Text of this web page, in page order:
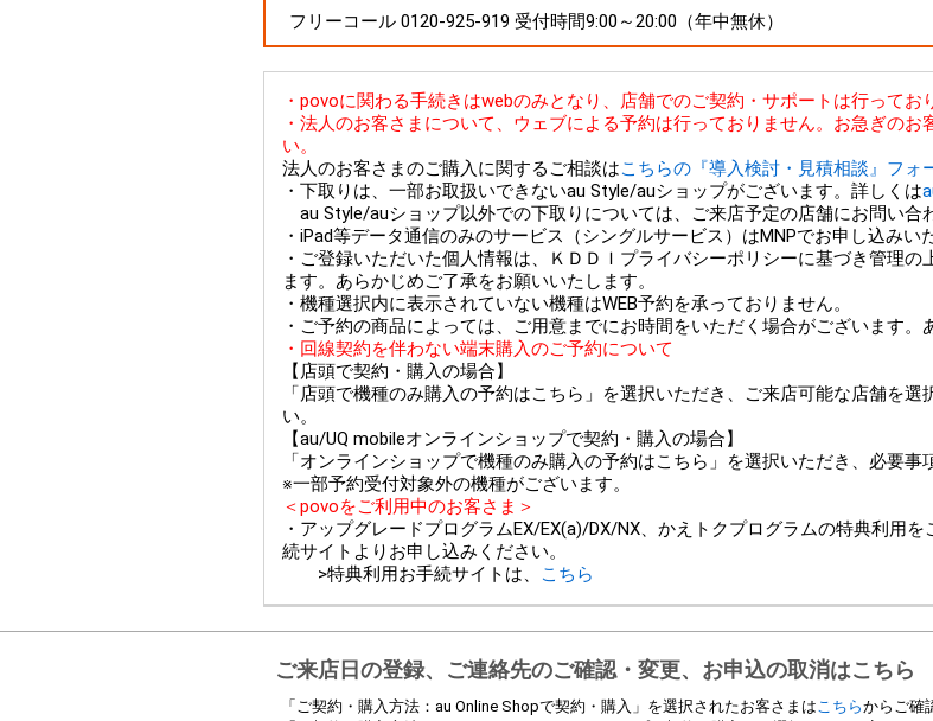
フリーコール 0120-925-919 受付時間9:00～20:00（年中無休）
・povoに関わる手続きはwebのみとなり、店舗でのご契約・サポートは行ってお
・法人のお客さまについて、ウェブによる予約は行っておりません。お急ぎの
い。
法人のお客さまのご購入に関するご相談はこちらの『導入検討・見積相談』フォ
・下取りは、一部お取扱いできないau Style/auショップがございます。詳しくは
au Style/auショップ以外での下取りについては、ご来店予定の店舗にお問い合
・iPad等データ通信のみのサービス（シングルサービス）はMNPでお申し込みい
・ご登録いただいた個人情報は、ＫＤＤＩプライバシーポリシーに基づき管理
ます。あらかじめご了承をお願いいたします。
・機種選択内に表示されていない機種はWEB予約を承っておりません。
・ご予約の商品によっては、ご用意までにお時間をいただく場合がございます。
・回線契約を伴わない端末購入のご予約について
【店頭で契約・購入の場合】
「店頭で機種のみ購入の予約はこちら」を選択いただき、ご来店可能な店舗を
い。
【au/UQ mobileオンラインショップで契約・購入の場合】
「オンラインショップで機種のみ購入の予約はこちら」を選択いただき、必要事
※一部予約受付対象外の機種がございます。
＜povoをご利用中のお客さま＞
・アップグレードプログラムEX/EX(a)/DX/NX、かえトクプログラムの特典利用
続サイトよりお申し込みください。
>特典利用お手続サイトは、
こちら
ご来店日の登録、ご連絡先のご確認・変更、お申込の取消はこちら
「ご契約・購入方法：au Online Shopで契約・購入」を選択されたお客さまはこちらからご確